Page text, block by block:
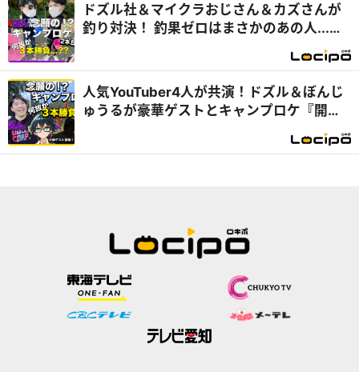
ドズル社＆マイクラおじさん＆カズさんが
釣り対決！ 釣果ゼロはまさかのあの人...
人気YouTuber4人が共演！ドズル＆ぼんじ
ゅうるが豪華ゲストとキャンプロケ『開